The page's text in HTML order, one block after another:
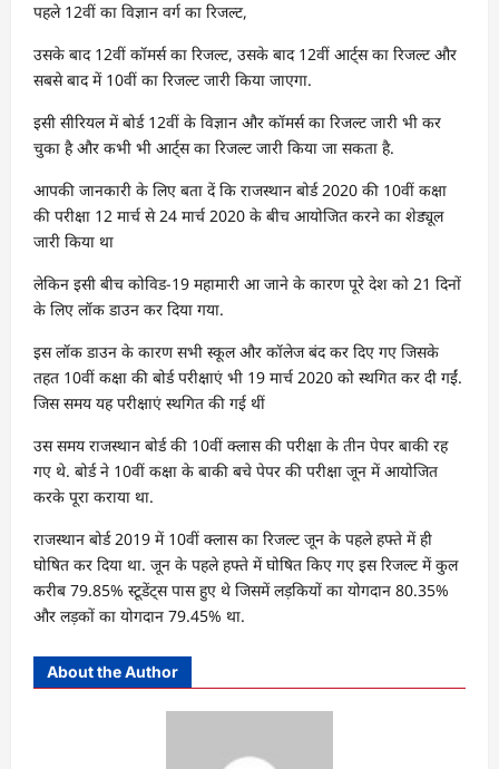
पहले 12वीं का विज्ञान वर्ग का रिजल्ट,
उसके बाद 12वीं कॉमर्स का रिजल्ट, उसके बाद 12वीं आर्ट्स का रिजल्ट और
सबसे बाद में 10वीं का रिजल्ट जारी किया जाएगा.
इसी सीरियल में बोर्ड 12वीं के विज्ञान और कॉमर्स का रिजल्ट जारी भी कर
चुका है और कभी भी आर्ट्स का रिजल्ट जारी किया जा सकता है.
आपकी जानकारी के लिए बता दें कि राजस्थान बोर्ड 2020 की 10वीं कक्षा
की परीक्षा 12 मार्च से 24 मार्च 2020 के बीच आयोजित करने का शेड्यूल
जारी किया था
लेकिन इसी बीच कोविड-19 महामारी आ जाने के कारण पूरे देश को 21 दिनों
के लिए लॉक डाउन कर दिया गया.
इस लॉक डाउन के कारण सभी स्कूल और कॉलेज बंद कर दिए गए जिसके
तहत 10वीं कक्षा की बोर्ड परीक्षाएं भी 19 मार्च 2020 को स्थगित कर दी गईं.
जिस समय यह परीक्षाएं स्थगित की गई थीं
उस समय राजस्थान बोर्ड की 10वीं क्लास की परीक्षा के तीन पेपर बाकी रह
गए थे. बोर्ड ने 10वीं कक्षा के बाकी बचे पेपर की परीक्षा जून में आयोजित
करके पूरा कराया था.
राजस्थान बोर्ड 2019 में 10वीं क्लास का रिजल्ट जून के पहले हफ्ते में ही
घोषित कर दिया था. जून के पहले हफ्ते में घोषित किए गए इस रिजल्ट में कुल
करीब 79.85% स्टूडेंट्स पास हुए थे जिसमें लड़कियों का योगदान 80.35%
और लड़कों का योगदान 79.45% था.
About the Author